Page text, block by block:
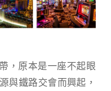
，原本是一座不起眼
與鐵路交會而興起，